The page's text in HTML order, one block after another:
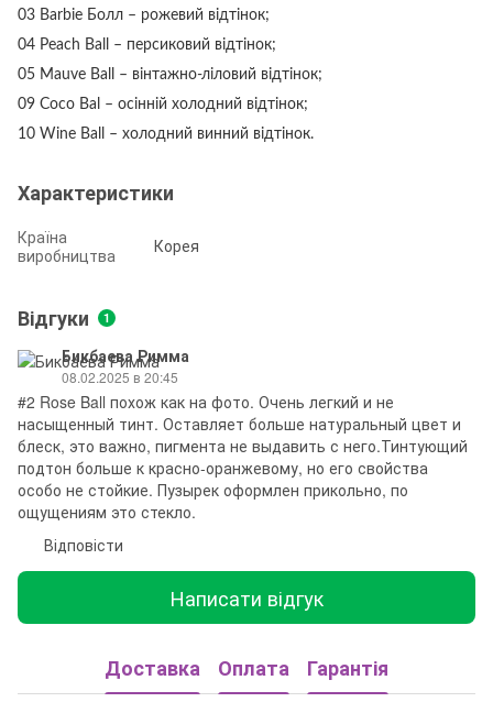
03 Barbie Болл – рожевий відтінок;
04 Peach Ball – персиковий відтінок;
05 Mauve Ball – вінтажно-ліловий відтінок;
09 Coco Bal – осінній холодний відтінок;
10 Wine Ball – холодний винний відтінок.
Характеристики
Країна
виробництва
Корея
Відгуки 1
Бикбаева Римма
08.02.2025 в 20:45
#2 Rose Ball похож как на фото. Очень легкий и не
насыщенный тинт. Оставляет больше натуральный цвет и
блеск, это важно, пигмента не выдавить с него.Тинтующий
подтон больше к красно-оранжевому, но его свойства
особо не стойкие. Пузырек оформлен прикольно, по
ощущениям это стекло.
Відповісти
Написати відгук
Доставка Оплата Гарантія